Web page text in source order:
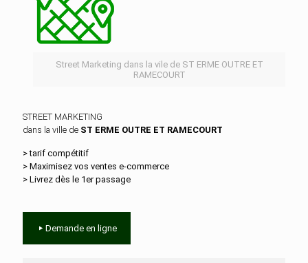
Street Marketing dans la vile de ST ERME OUTRE ET
RAMECOURT
STREET MARKETING
dans la ville de ST ERME OUTRE ET RAMECOURT
> tarif compétitif
> Maximisez vos ventes e‑commerce
> Livrez dès le 1er passage
Demande en ligne